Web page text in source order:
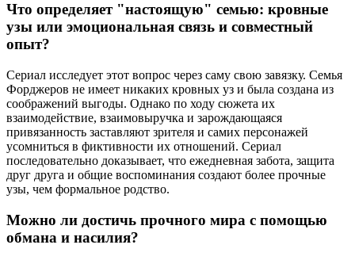
Что определяет "настоящую" семью: кровные
узы или эмоциональная связь и совместный
опыт?
Сериал исследует этот вопрос через саму свою завязку. Семья
Форджеров не имеет никаких кровных уз и была создана из
соображений выгоды. Однако по ходу сюжета их
взаимодействие, взаимовыручка и зарождающаяся
привязанность заставляют зрителя и самих персонажей
усомниться в фиктивности их отношений. Сериал
последовательно доказывает, что ежедневная забота, защита
друг друга и общие воспоминания создают более прочные
узы, чем формальное родство.
Можно ли достичь прочного мира с помощью
обмана и насилия?